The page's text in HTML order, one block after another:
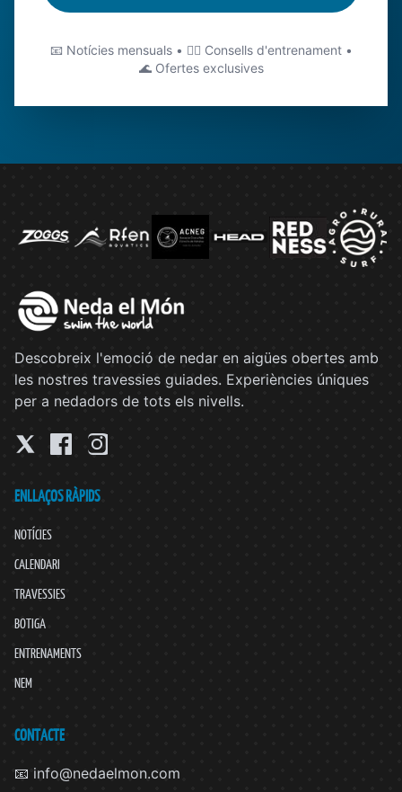
📧 Notícies mensuals • 🏊‍♂️ Consells d'entrenament •
🌊 Ofertes exclusives
Descobreix l'emoció de nedar en aigües obertes amb
les nostres travessies guiades. Experiències úniques
per a nedadors de tots els nivells.
ENLLAÇOS RÀPIDS
NOTÍCIES
CALENDARI
TRAVESSIES
BOTIGA
ENTRENAMENTS
NEM
CONTACTE
📧 info@nedaelmon.com